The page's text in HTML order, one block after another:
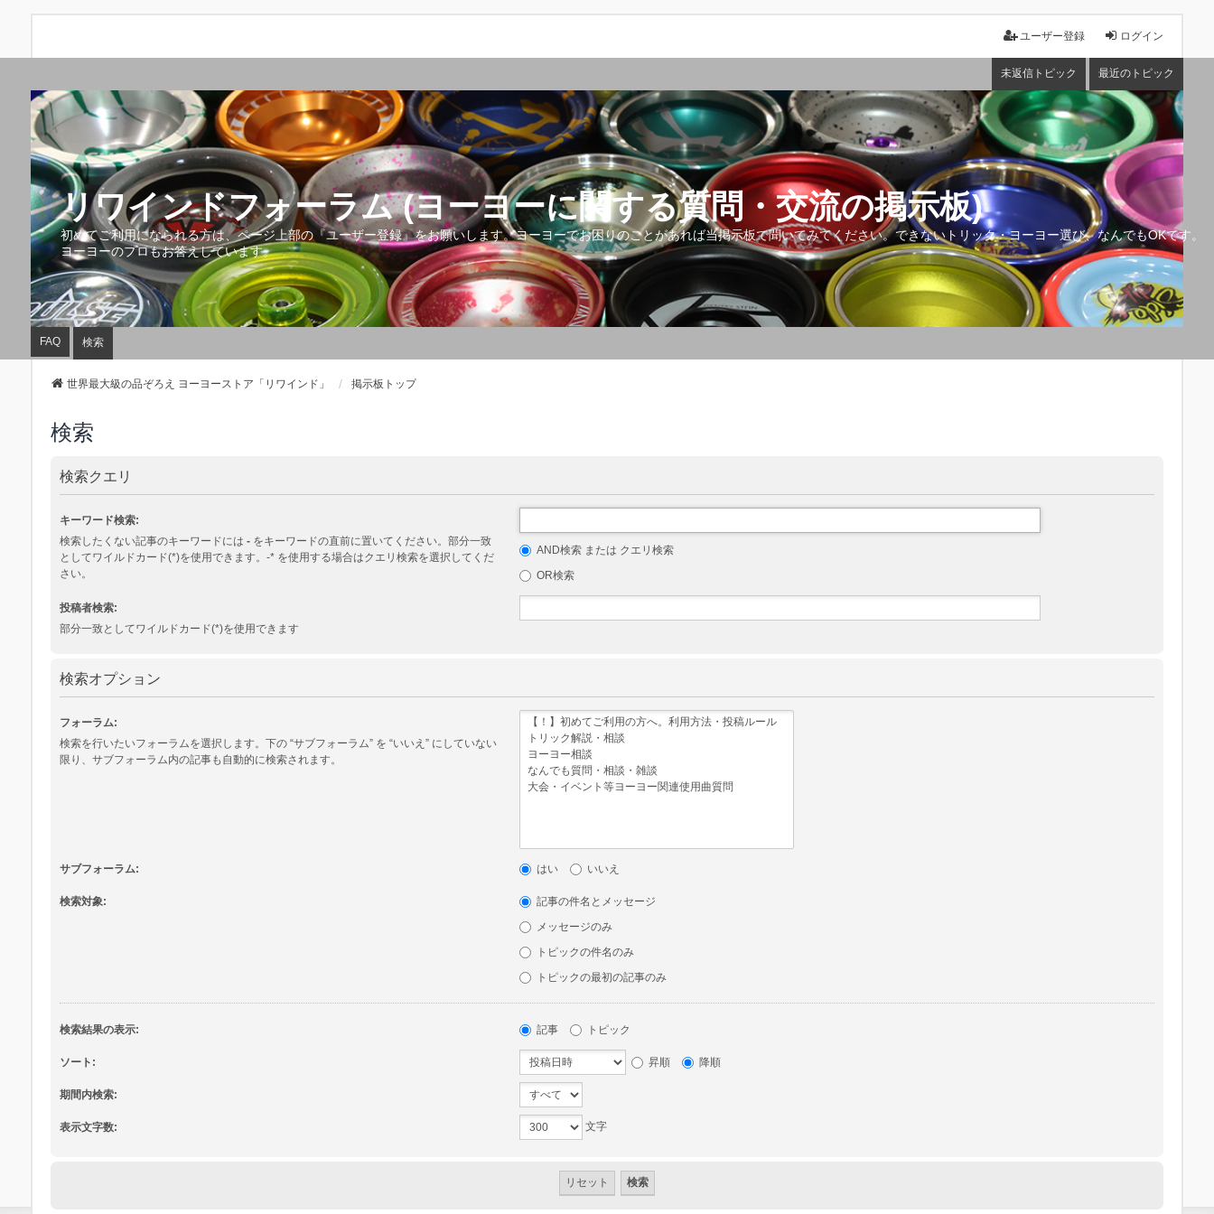
ログイン
ユーザー登録
未返信トピック 最近のトピック
リワインドフォーラム (ヨーヨーに関する質問・交流の掲示板)
初めてご利用になられる方は、ページ上部の『ユーザー登録』をお願いします。ヨーヨーでお困りのことがあれば当掲示板で聞いてみてください。できないトリック・ヨーヨー選び、なんでもOKです。
ヨーヨーのプロもお答えしています。
FAQ 検索
世界最大級の品ぞろえ ヨーヨーストア「リワインド」 掲示板トップ
検索
検索クエリ
キーワード検索:
検索したくない記事のキーワードには -をキーワードの直前に置いてください。部分一致
としてワイルドカード(*)を使用できます。-* を使用する場合はクエリ検索を選択してくだ
さい。
AND検索 または クエリ検索
OR検索
投稿者検索:
部分一致としてワイルドカード(*)を使用できます
検索オプション
フォーラム:
検索を行いたいフォーラムを選択します。下の “サブフォーラム” を “いいえ” にしていない
限り、サブフォーラム内の記事も自動的に検索されます。
サブフォーラム: はい いいえ
検索対象:
記事の件名とメッセージ
メッセージのみ
トピックの件名のみ
トピックの最初の記事のみ
検索結果の表示: 記事 トピック
ソート: 昇順 降順
期間内検索:
表示文字数: 文字